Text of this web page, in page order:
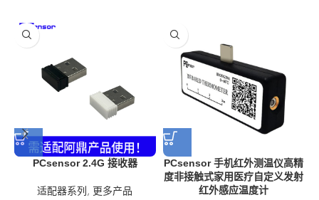
PCsensor 2.4G 接收器
适配器系列, 更多产品
PCsensor 手机红外测温仪高精
度非接触式家用医疗自定义发射
红外感应温度计